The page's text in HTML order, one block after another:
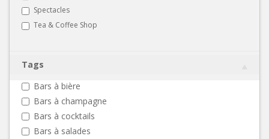
Spectacles
Tea & Coffee Shop
Tags
Bars à bière
Bars à champagne
Bars à cocktails
Bars à salades